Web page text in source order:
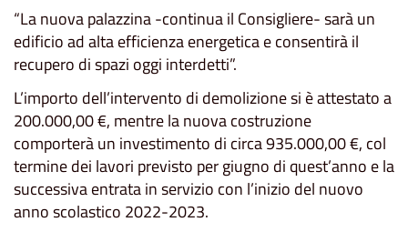
“La nuova palazzina -continua il Consigliere- sarà un
edificio ad alta efficienza energetica e consentirà il
recupero di spazi oggi interdetti”.
L’importo dell’intervento di demolizione si è attestato a
200.000,00 €, mentre la nuova costruzione
comporterà un investimento di circa 935.000,00 €, col
termine dei lavori previsto per giugno di quest’anno e la
successiva entrata in servizio con l’inizio del nuovo
anno scolastico 2022-2023.